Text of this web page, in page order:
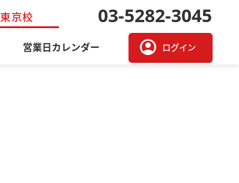
東京校 03-5282-3045
営業日カレンダー account_circle ログイン